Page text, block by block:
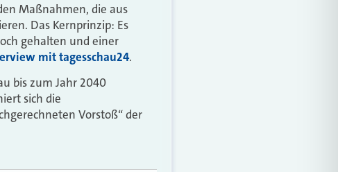
Maßnahmen, die aus
Das Kernprinzip: Es
gehalten und einer
mit tagesschau24.
bis zum Jahr 2040
sich die
Vorstoß“ der